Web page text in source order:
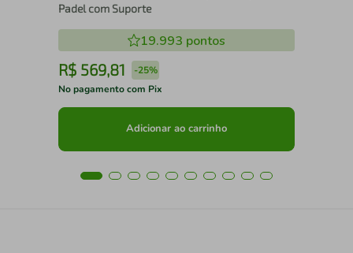
Padel com Suporte
19.993 pontos
R$ 569,81 -25%
No pagamento com Pix
Adicionar ao carrinho